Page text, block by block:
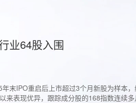
业64股入围
末IPO重启后上市超过3个月新股为样本
来表现优异，跟踪成分股的168指数连续